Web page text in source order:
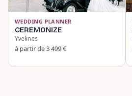
WEDDING PLANNER
CEREMONIZE
Yvelines
à partir de 3 499 €